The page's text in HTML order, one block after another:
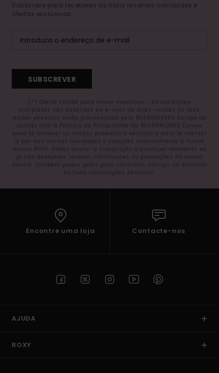
Subscreve para receberes as mais recentes novidades e
ofertas exclusivas.
SUBSCREVER
(*) Oferta válida para novos membros - As condições
completas são descritas no e-mail de boas-vindas Os teus
dados pessoais serão processados pela BOARDRIDERS Europe de
acordo com a Política de Privacidade da BOARDRIDERS Europe
para te fornecer os nossos produtos e serviços e para te manter
a par das nossas novidades e coleções relativamente à nossa
marca ROXY. Podes anular a subscrição a qualquer momento se
já não desejares receber informações ou promoções da nossa
marca. Também podes pedir para consultar, corrigir ou eliminar
as tuas informações pessoais.
Encontre uma loja Contacte-nos
AJUDA
ROXY